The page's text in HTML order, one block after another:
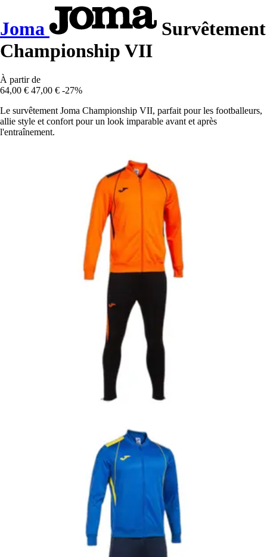
Joma
Survêtement
Championship VII
À partir de
64,00 € 47,00 € -27%
Le survêtement Joma Championship VII, parfait pour les footballeurs,
allie style et confort pour un look imparable avant et après
l'entraînement.